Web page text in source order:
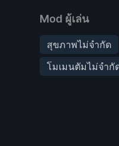
Mod ผู้เล่น
สุขภาพไม่จำกัด
โมเมนตัมไม่จำกั